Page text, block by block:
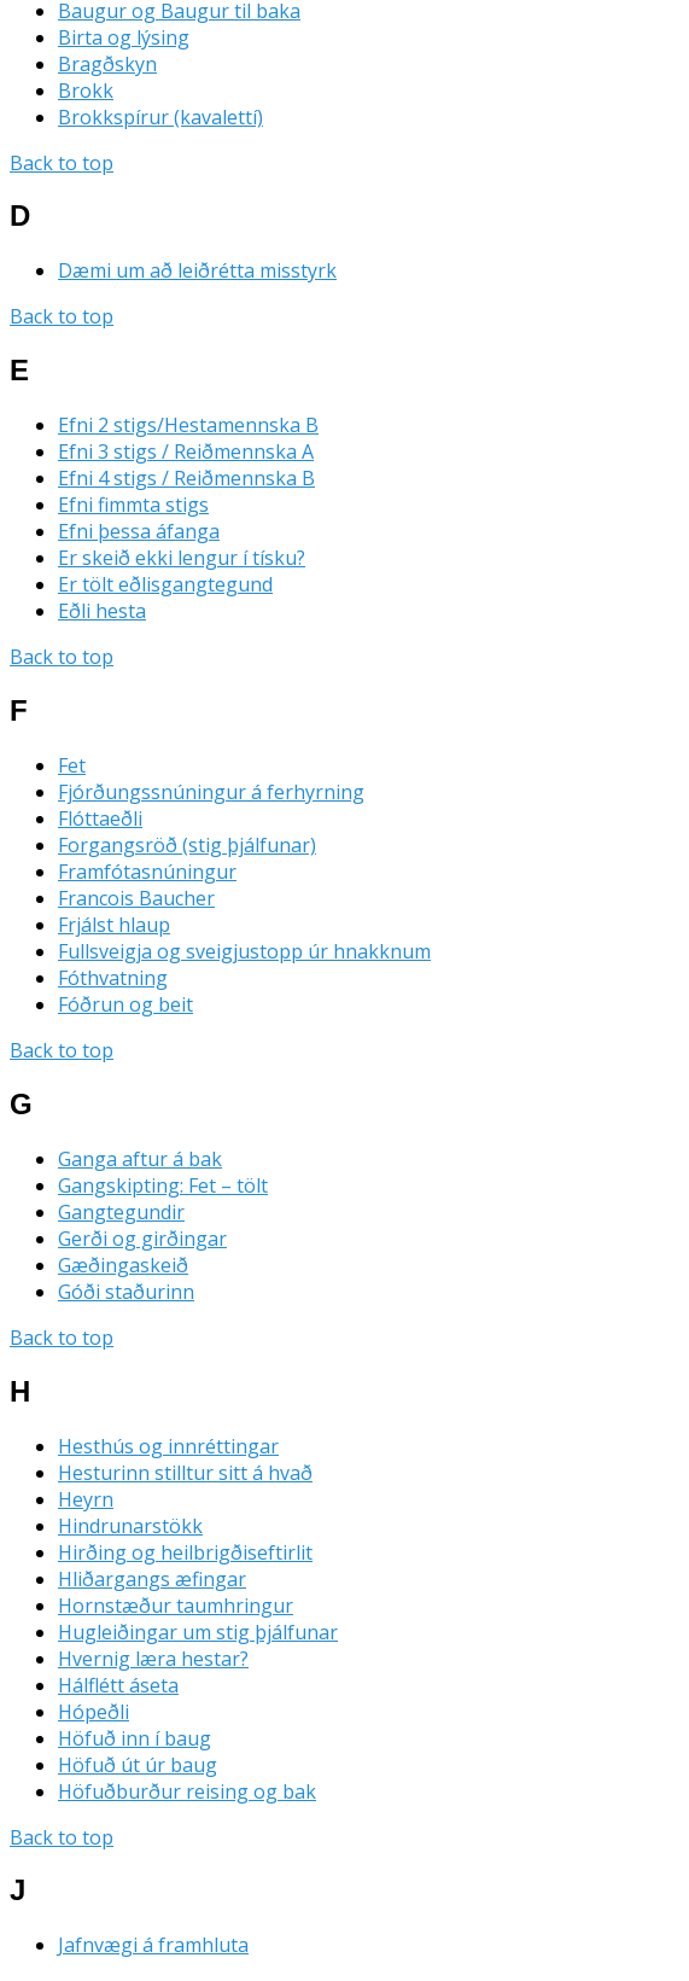
Baugur og Baugur til baka
Birta og lýsing
Bragðskyn
Brokk
Brokkspírur (kavalettí)
Back to top
D
Dæmi um að leiðrétta misstyrk
Back to top
E
Efni 2 stigs/Hestamennska B
Efni 3 stigs / Reiðmennska A
Efni 4 stigs / Reiðmennska B
Efni fimmta stigs
Efni þessa áfanga
Er skeið ekki lengur í tísku?
Er tölt eðlisgangtegund
Eðli hesta
Back to top
F
Fet
Fjórðungssnúningur á ferhyrning
Flóttaeðli
Forgangsröð (stig þjálfunar)
Framfótasnúningur
Francois Baucher
Frjálst hlaup
Fullsveigja og sveigjustopp úr hnakknum
Fóthvatning
Fóðrun og beit
Back to top
G
Ganga aftur á bak
Gangskipting: Fet – tölt
Gangtegundir
Gerði og girðingar
Gæðingaskeið
Góði staðurinn
Back to top
H
Hesthús og innréttingar
Hesturinn stilltur sitt á hvað
Heyrn
Hindrunarstökk
Hirðing og heilbrigðiseftirlit
Hliðargangs æfingar
Hornstæður taumhringur
Hugleiðingar um stig þjálfunar
Hvernig læra hestar?
Hálflétt áseta
Hópeðli
Höfuð inn í baug
Höfuð út úr baug
Höfuðburður reising og bak
Back to top
J
Jafnvægi á framhluta